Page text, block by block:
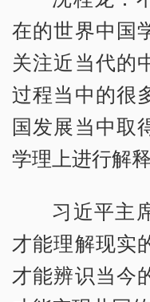
在的世界中国
关注近当代的
过程当中的很
国发展当中取
学理上进行解释
习近平主
才能理解现实
才能辨识当今